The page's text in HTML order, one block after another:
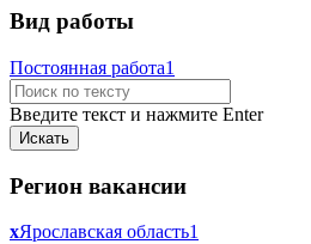
Вид работы
Постоянная работа1
Введите текст и нажмите Enter
Регион вакансии
xЯрославская область1